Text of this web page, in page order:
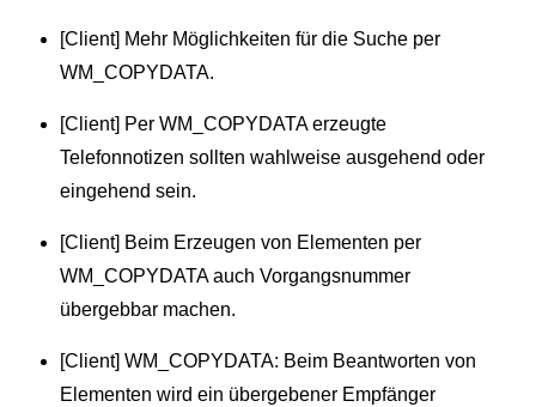
[Client] Mehr Möglichkeiten für die Suche per
WM_COPYDATA.
[Client] Per WM_COPYDATA erzeugte
Telefonnotizen sollten wahlweise ausgehend oder
eingehend sein.
[Client] Beim Erzeugen von Elementen per
WM_COPYDATA auch Vorgangsnummer
übergebbar machen.
[Client] WM_COPYDATA: Beim Beantworten von
Elementen wird ein übergebener Empfänger